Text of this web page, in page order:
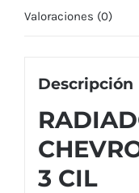
Valoraciones (0)
Descripción
3 CIL